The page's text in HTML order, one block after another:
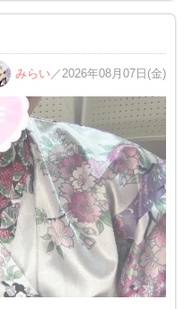
みらい ／2026年08月07日(金)